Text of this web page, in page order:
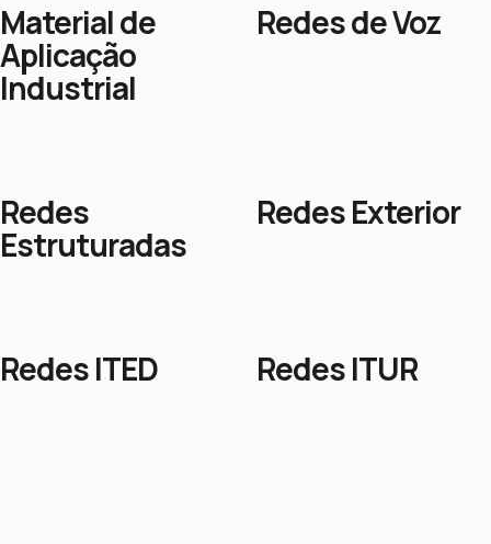
Material de
Aplicação
Industrial
Redes de Voz
Redes
Estruturadas
Redes Exterior
Redes ITED Redes ITUR